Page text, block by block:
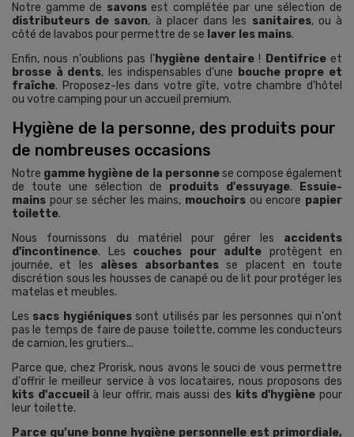
Notre gamme de savonsest complétée par une sélection de
distributeurs de savon, à placer dans les sanitaires, ou à
côté de lavabos pour permettre de se laver les mains.
Enfin, nous n'oublions pas l' hygiène dentaire! Dentifriceet
brosse à dents, les indispensables d'une bouche propre et
fraîche. Proposez-les dans votre gîte, votre chambre d'hôtel
ou votre camping pour un accueil premium.
Hygiène de la personne, des produits pour
de nombreuses occasions
Notre gamme hygiène de la personnese compose également
de toute une sélection de produits d'essuyage.
Essuie-
mains pour se sécher les mains, mouchoirs ou encore papier
toilette.
Nous fournissons du matériel pour gérer les accidents
d'incontinence. Les couches pour adulte protègent en
journée, et les alèses absorbantes se placent en toute
discrétion sous les housses de canapé ou de lit pour protéger les
matelas et meubles.
Les sacs hygiéniquessont utilisés par les personnes qui n'ont
pas le temps de faire de pause toilette, comme les conducteurs
de camion, les grutiers...
Parce que, chez Prorisk, nous avons le souci de vous permettre
d'offrir le meilleur service à vos locataires, nous proposons des
kits d'accueil à leur offrir, mais aussi des kits d'hygiène pour
leur toilette.
Parce qu’une bonne hygiène personnelle est primordiale,